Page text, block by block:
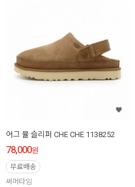
어그 뮬 슬리퍼 CHE CHE 1138252
78,000원
무료배송
써머타임